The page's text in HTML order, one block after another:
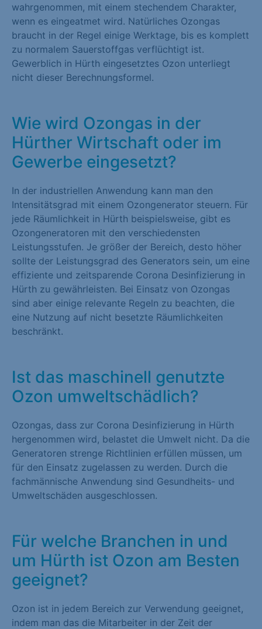
wahrgenommen, mit einem stechendem Charakter,
wenn es eingeatmet wird. Natürliches Ozongas
braucht in der Regel einige Werktage, bis es komplett
zu normalem Sauerstoffgas verflüchtigt ist.
Gewerblich in Hürth eingesetztes Ozon unterliegt
nicht dieser Berechnungsformel.
Wie wird Ozongas in der
Hürther Wirtschaft oder im
Gewerbe eingesetzt?
In der industriellen Anwendung kann man den
Intensitätsgrad mit einem Ozongenerator steuern. Für
jede Räumlichkeit in Hürth beispielsweise, gibt es
Ozongeneratoren mit den verschiedensten
Leistungsstufen. Je größer der Bereich, desto höher
sollte der Leistungsgrad des Generators sein, um eine
effiziente und zeitsparende Corona Desinfizierung in
Hürth zu gewährleisten. Bei Einsatz von Ozongas
sind aber einige relevante Regeln zu beachten, die
eine Nutzung auf nicht besetzte Räumlichkeiten
beschränkt.
Ist das maschinell genutzte
Ozon umweltschädlich?
Ozongas, dass zur Corona Desinfizierung in Hürth
hergenommen wird, belastet die Umwelt nicht. Da die
Generatoren strenge Richtlinien erfüllen müssen, um
für den Einsatz zugelassen zu werden. Durch die
fachmännische Anwendung sind Gesundheits- und
Umweltschäden ausgeschlossen.
Für welche Branchen in und
um Hürth ist Ozon am Besten
geeignet?
Ozon ist in jedem Bereich zur Verwendung geeignet,
indem man das die Mitarbeiter in der Zeit der